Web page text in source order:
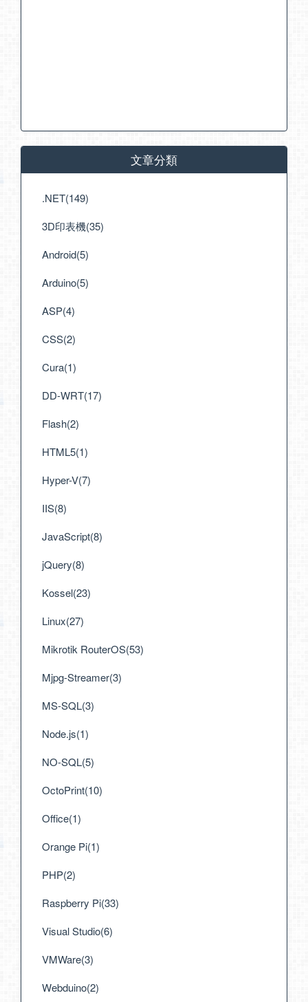
文章分類
.NET(149)
3D印表機(35)
Android(5)
Arduino(5)
ASP(4)
CSS(2)
Cura(1)
DD-WRT(17)
Flash(2)
HTML5(1)
Hyper-V(7)
IIS(8)
JavaScript(8)
jQuery(8)
Kossel(23)
Linux(27)
Mikrotik RouterOS(53)
Mjpg-Streamer(3)
MS-SQL(3)
Node.js(1)
NO-SQL(5)
OctoPrint(10)
Office(1)
Orange Pi(1)
PHP(2)
Raspberry Pi(33)
Visual Studio(6)
VMWare(3)
Webduino(2)